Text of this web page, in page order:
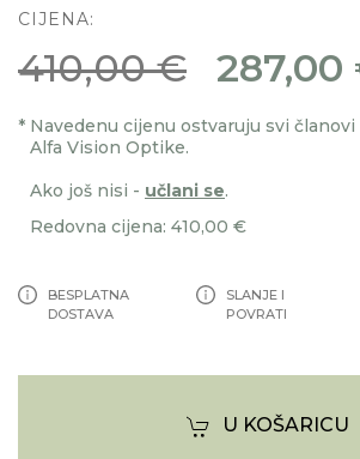
CIJENA:
410,00 € 287,00
* Navedenu cijenu ostvaruju svi članovi
Alfa Vision Optike.
Ako još nisi - učlani se.
Redovna cijena: 410,00 €
BESPLATNA
DOSTAVA
SLANJE I
POVRATI
U KOŠARICU